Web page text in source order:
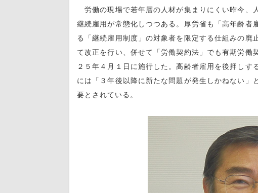
労働の現場で若年層の人材が集まりにくい昨今、
継続雇用が常態化しつつある。厚労省も「高年齢者
る「継続雇用制度」の対象者を限定する仕組みの
て改正を行い、併せて「労働契約法」でも有期労
２５年４月１日に施行した。高齢者雇用を後押し
には「３年後以降に新たな問題が発生しかねない
要とされている。